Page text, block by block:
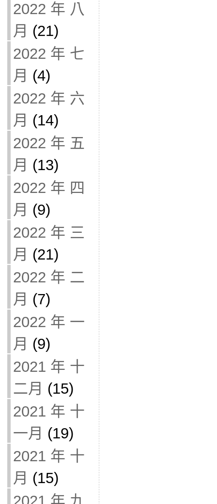
2022 年 八
月 (21)
2022 年 七
月 (4)
2022 年 六
月 (14)
2022 年 五
月 (13)
2022 年 四
月 (9)
2022 年 三
月 (21)
2022 年 二
月 (7)
2022 年 一
月 (9)
2021 年 十
二月 (15)
2021 年 十
一月 (19)
2021 年 十
月 (15)